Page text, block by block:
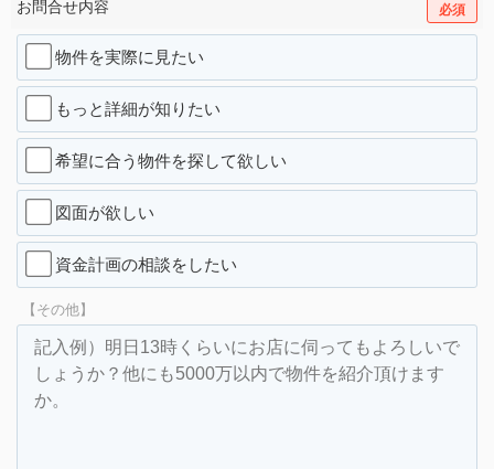
お問合せ内容 必須
物件を実際に見たい
もっと詳細が知りたい
希望に合う物件を探して欲しい
図面が欲しい
資金計画の相談をしたい
【その他】